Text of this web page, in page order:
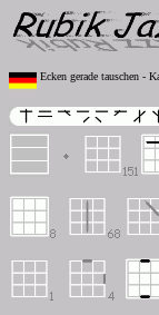
Ecken gerade tauschen -